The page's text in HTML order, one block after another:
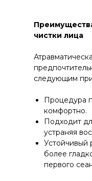
чистки лица
следующим
Процедура
комфортно.
Подходит
устраняя
Устойчивый
более
первого